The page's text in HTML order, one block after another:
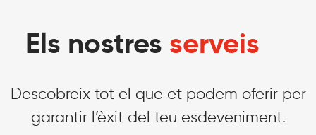
Els nostres serveis
Descobreix tot el que et podem oferir per
garantir l’èxit del teu esdeveniment.